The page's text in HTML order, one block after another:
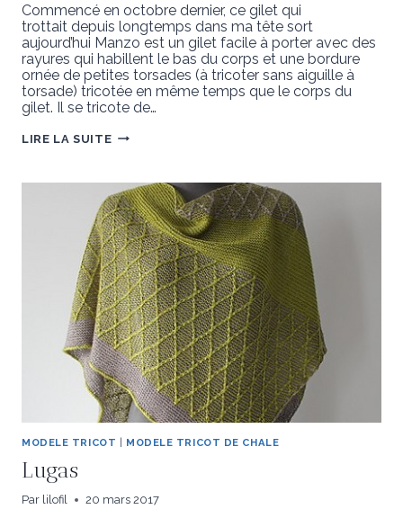
Commencé en octobre dernier, ce gilet qui
trottait depuis longtemps dans ma tête sort
aujourd’hui Manzo est un gilet facile à porter avec des
rayures qui habillent le bas du corps et une bordure
ornée de petites torsades (à tricoter sans aiguille à
torsade) tricotée en même temps que le corps du
gilet. Il se tricote de…
LIRE LA SUITEMANZO
MODELE TRICOT | MODELE TRICOT DE CHALE
Lugas
Par lilofil 20 mars 2017